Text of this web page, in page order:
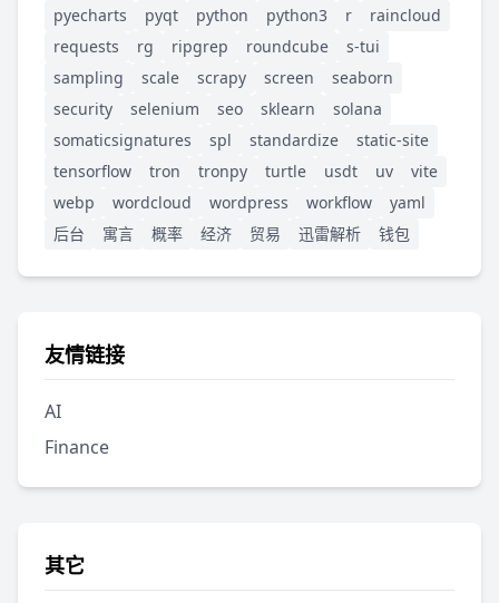
pyecharts
pyqt python python3 r
raincloud
requests
rg ripgrep roundcube
s-tui
sampling
scale scrapy screen
seaborn
security
selenium seo sklearn
solana
somaticsignatures
spl standardize
static-site
tensorflow
tron tronpy turtle usdt uv
vite
webp
wordcloud wordpress workflow
yaml
后台
寓言 概率 经济 贸易 迅雷解析 钱包
友情链接
AI
Finance
其它